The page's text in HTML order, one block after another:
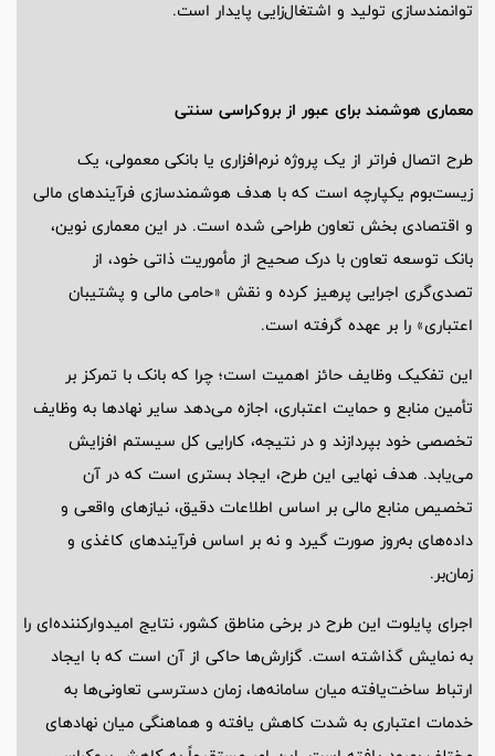
توانمندسازی تولید و اشتغال‌زایی پایدار است.
معماری هوشمند برای عبور از بروکراسی سنتی
طرح اتصال فراتر از یک پروژه نرم‌افزاری یا بانکی معمولی، یک
زیست‌بوم یکپارچه است که با هدف هوشمندسازی فرآیندهای مالی
و اقتصادی بخش تعاون طراحی شده است. در این معماری نوین،
بانک توسعه تعاون با درک صحیح از مأموریت ذاتی خود، از
تصدی‌گری اجرایی پرهیز کرده و نقش «حامی مالی و پشتیبان
اعتباری» را بر عهده گرفته است.
این تفکیک وظایف حائز اهمیت است؛ چرا که بانک با تمرکز بر
تأمین منابع و حمایت اعتباری، اجازه می‌دهد سایر نهادها به وظایف
تخصصی خود بپردازند و در نتیجه، کارایی کل سیستم افزایش
می‌یابد. هدف نهایی این طرح، ایجاد بستری است که در آن
تخصیص منابع مالی بر اساس اطلاعات دقیق، نیازهای واقعی و
داده‌های به‌روز صورت گیرد و نه بر اساس فرآیندهای کاغذی و
زمان‌بر.
اجرای پایلوت این طرح در برخی مناطق کشور، نتایج امیدوارکننده‌ای را
به نمایش گذاشته است. گزارش‌ها حاکی از آن است که با ایجاد
ارتباط ساخت‌یافته میان سامانه‌ها، زمان دسترسی تعاونی‌ها به
خدمات اعتباری به شدت کاهش یافته و هماهنگی میان نهادهای